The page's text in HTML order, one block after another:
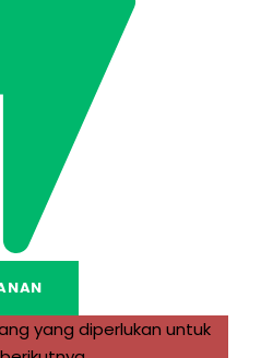
yang diperlukan untuk